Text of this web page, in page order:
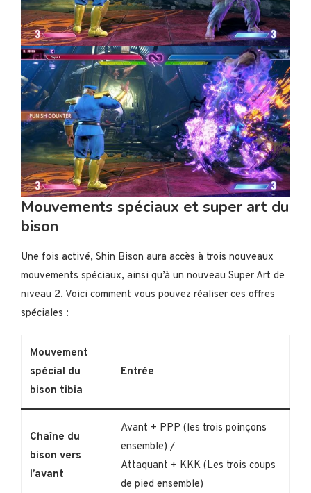
Mouvements spéciaux et super art du
bison
Une fois activé, Shin Bison aura accès à trois nouveaux
mouvements spéciaux, ainsi qu’à un nouveau Super Art de
niveau 2. Voici comment vous pouvez réaliser ces offres
spéciales :
Mouvement
spécial du
bison tibia
Entrée
Chaîne du
bison vers
l’avant
Avant + PPP (les trois poinçons
ensemble) /
Attaquant + KKK (Les trois coups
de pied ensemble)